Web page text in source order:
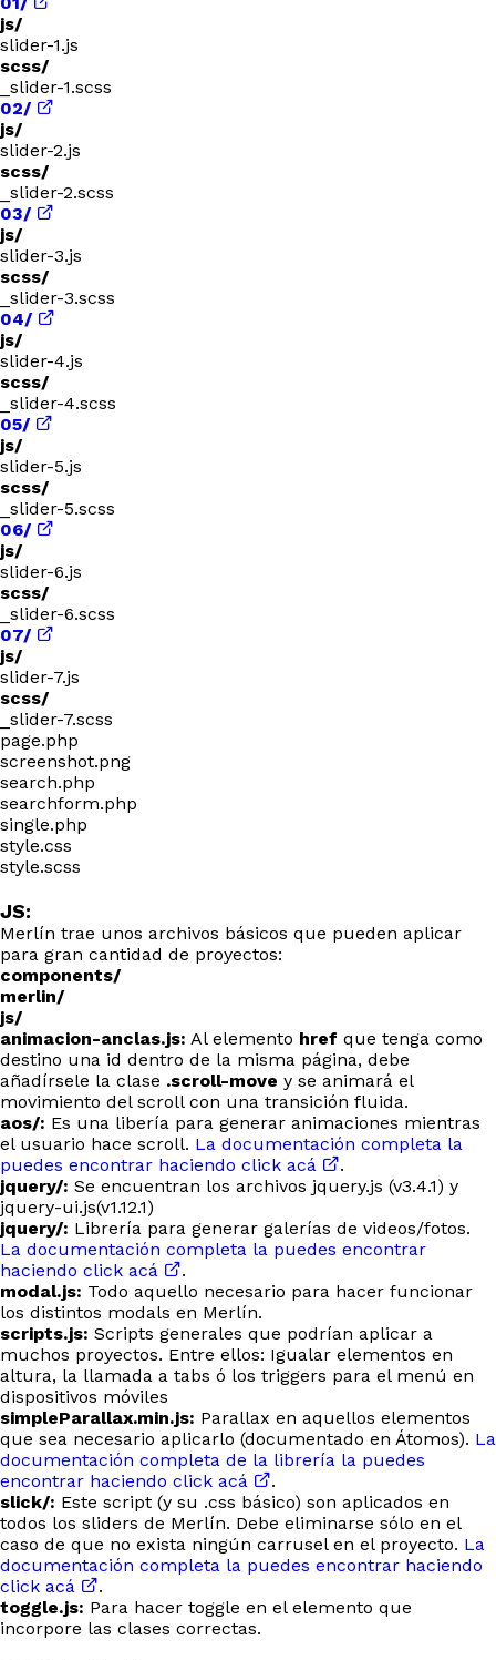
js/
slider-1.js
scss/
_slider-1.scss
02/
js/
slider-2.js
scss/
_slider-2.scss
03/
js/
slider-3.js
scss/
_slider-3.scss
04/
js/
slider-4.js
scss/
_slider-4.scss
05/
js/
slider-5.js
scss/
_slider-5.scss
06/
js/
slider-6.js
scss/
_slider-6.scss
07/
js/
slider-7.js
scss/
_slider-7.scss
page.php
screenshot.png
search.php
searchform.php
single.php
style.css
style.scss
JS:
Merlín trae unos archivos básicos que pueden aplicar
para gran cantidad de proyectos:
components/
merlin/
js/
animacion-anclas.js: Al elemento href que tenga como
destino una id dentro de la misma página, debe
añadírsele la clase .scroll-move y se animará el
movimiento del scroll con una transición fluida.
aos/: Es una libería para generar animaciones mientras
el usuario hace scroll. La documentación completa la
puedes encontrar haciendo click acá
.
jquery/: Se encuentran los archivos jquery.js (v3.4.1) y
jquery-ui.js(v1.12.1)
jquery/: Librería para generar galerías de videos/fotos.
La documentación completa la puedes encontrar
haciendo click acá
.
modal.js: Todo aquello necesario para hacer funcionar
los distintos modals en Merlín.
scripts.js: Scripts generales que podrían aplicar a
muchos proyectos. Entre ellos: Igualar elementos en
altura, la llamada a tabs ó los triggers para el menú en
dispositivos móviles
simpleParallax.min.js: Parallax en aquellos elementos
que sea necesario aplicarlo (documentado en Átomos). La
documentación completa de la librería la puedes
encontrar haciendo click acá
.
slick/: Este script (y su .css básico) son aplicados en
todos los sliders de Merlín. Debe eliminarse sólo en el
caso de que no exista ningún carrusel en el proyecto. La
documentación completa la puedes encontrar haciendo
click acá
.
toggle.js: Para hacer toggle en el elemento que
incorpore las clases correctas.